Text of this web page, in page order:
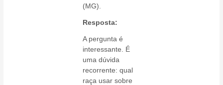
(MG).
Resposta:
A pergunta é
interessante. É
uma dúvida
recorrente: qual
raça usar sobre